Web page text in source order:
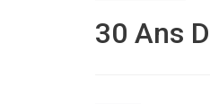
30 Ans